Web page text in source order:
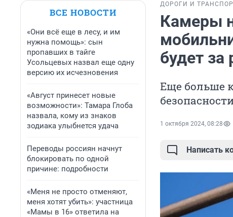
ВСЕ НОВОСТИ
«Они всё еще в лесу, и им
нужна помощь»: сын
пропавших в тайге
Усольцевых назвал еще одну
версию их исчезновения
«Август принесет новые
возможности»: Тамара Глоба
назвала, кому из знаков
зодиака улыбнется удача
Переводы россиян начнут
блокировать по одной
причине: подробности
«Меня не просто отменяют,
меня хотят убить»: участница
«Мамы в 16» ответила на
ДОРОГИ И
Камеры
будет за
Еще больше
1 октября 2024, 08:28
Написать